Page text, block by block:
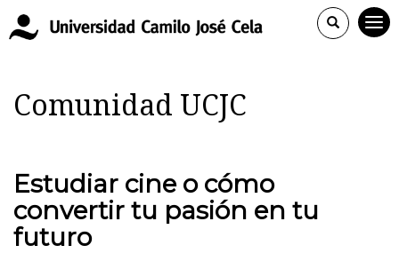
Comunidad UCJC
Estudiar cine o cómo
convertir tu pasión en tu
futuro